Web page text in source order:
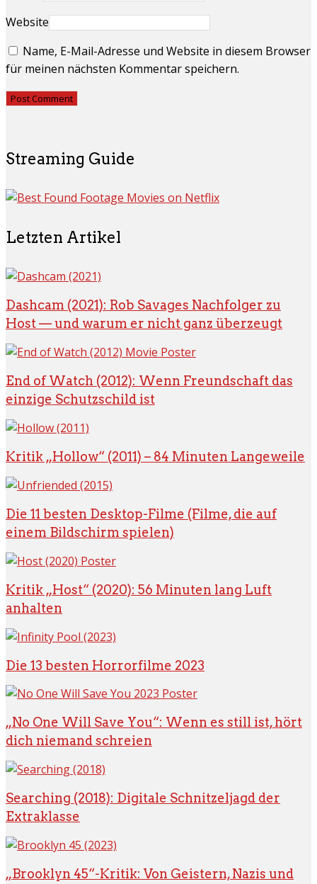
Website
Name, E-Mail-Adresse und Website in diesem Browser
für meinen nächsten Kommentar speichern.
Streaming Guide
Letzten Artikel
Dashcam (2021): Rob Savages Nachfolger zu
Host — und warum er nicht ganz überzeugt
End of Watch (2012): Wenn Freundschaft das
einzige Schutzschild ist
Kritik „Hollow“ (2011) – 84 Minuten Langeweile
Die 11 besten Desktop-Filme (Filme, die auf
einem Bildschirm spielen)
Kritik „Host“ (2020): 56 Minuten lang Luft
anhalten
Die 13 besten Horrorfilme 2023
„No One Will Save You“: Wenn es still ist, hört
dich niemand schreien
Searching (2018): Digitale Schnitzeljagd der
Extraklasse
„Brooklyn 45“-Kritik: Von Geistern, Nazis und